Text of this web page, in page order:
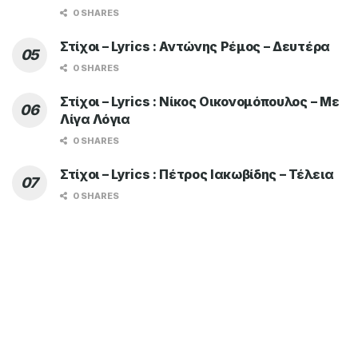
0 SHARES
Στίχοι – Lyrics : Αντώνης Ρέμος – Δευτέρα
0 SHARES
Στίχοι – Lyrics : Νίκος Οικονομόπουλος – Με
Λίγα Λόγια
0 SHARES
Στίχοι – Lyrics : Πέτρος Ιακωβίδης – Τέλεια
0 SHARES